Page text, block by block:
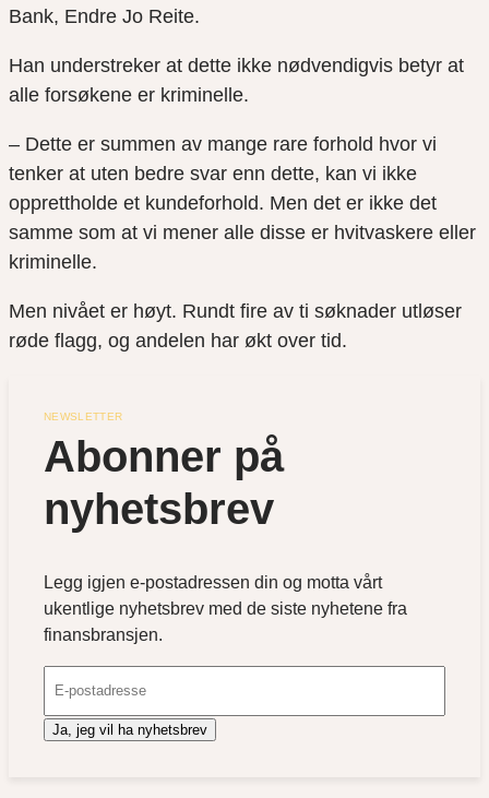
Bank, Endre Jo Reite.
Han understreker at dette ikke nødvendigvis betyr at
alle forsøkene er kriminelle.
– Dette er summen av mange rare forhold hvor vi
tenker at uten bedre svar enn dette, kan vi ikke
opprettholde et kundeforhold. Men det er ikke det
samme som at vi mener alle disse er hvitvaskere eller
kriminelle.
Men nivået er høyt. Rundt fire av ti søknader utløser
røde flagg, og andelen har økt over tid.
NEWSLETTER
Abonner på
nyhetsbrev
Legg igjen e-postadressen din og motta vårt
ukentlige nyhetsbrev med de siste nyhetene fra
finansbransjen.
Ja, jeg vil ha nyhetsbrev